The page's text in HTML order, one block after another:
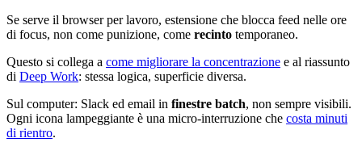
Se serve il browser per lavoro, estensione che blocca feed nelle ore
di focus, non come punizione, come recinto temporaneo.
Questo si collega a come migliorare la concentrazione e al riassunto
di Deep Work: stessa logica, superficie diversa.
Sul computer: Slack ed email in finestre batch, non sempre visibili.
Ogni icona lampeggiante è una micro-interruzione che costa minuti
di rientro.